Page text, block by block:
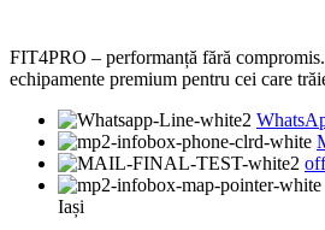
FIT4PRO – performanță fără
echipamente premium pentru cei care
Iași